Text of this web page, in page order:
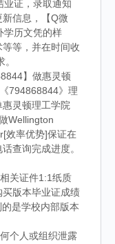
业证，录取通知
信息，【Q微
学历文凭的样
等，并在时间收
】做惠灵顿
794868844》理
灵顿理工学院
Wellington
效率优势]保证在
查询完成进度。
关证件1:1纸质
版本毕业证成绩
是学校内部版本
个人或组织泄露